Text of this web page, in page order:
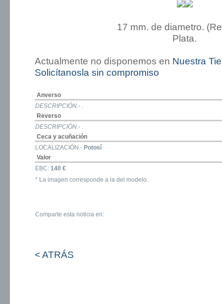
17 mm. de diametro.
Plata.
Actualmente no disponemos en Nuestra
Solicítanosla sin compromiso
Anverso
DESCRIPCIÓN.- .
Reverso
DESCRIPCIÓN.- .
Ceca y acuñación
LOCALIZACIÓN.- Potosí
Valor
EBC: 140 €
* La imagen corresponde a la del modelo.
Comparte esta noticia en:
< ATRÁS